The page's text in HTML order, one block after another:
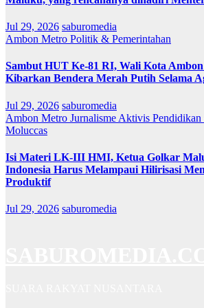
Jul 29, 2026 saburomedia
Ambon Metro Politik & Pemerintahan
Sambut HUT Ke-81 RI, Wali Kota
Kibarkan Bendera Merah Putih Selama
Jul 29, 2026 saburomedia
Ambon Metro Jurnalisme Aktivis
Moluccas
Isi Materi LK-III HMI, Ketua Golkar
Indonesia Harus Melampaui Hilirisasi
Produktif
Jul 29, 2026 saburomedia